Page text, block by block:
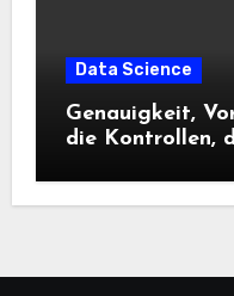
Data Science
Genauigkeit,
die Kontrollen,